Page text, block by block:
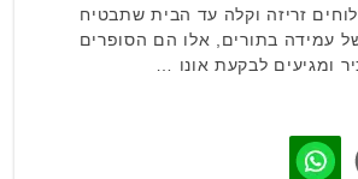
זריזה וקלה עד הבית שתבטיח
עמידה בתורים, אלו הם הסופרים
ומגיעים לבקעת אונו …